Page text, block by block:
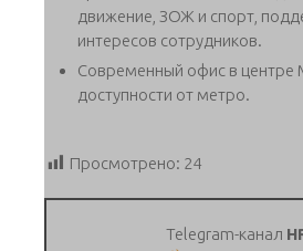
движение, ЗОЖ и спорт,
интересов сотрудников.
Современный офис в центре
доступности от метро.
Просмотрено: 24
Telegram-канал